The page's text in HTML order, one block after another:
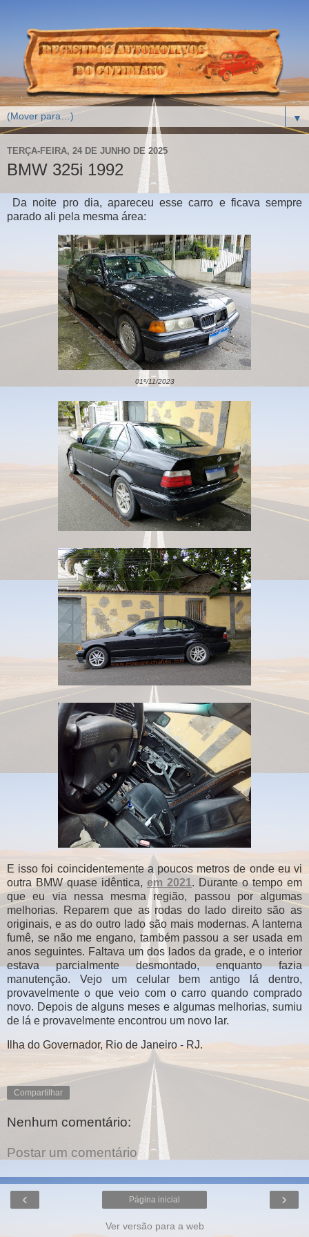
▼
TERÇA-FEIRA, 24 DE JUNHO DE 2025
BMW 325i 1992
Da noite pro dia, apareceu esse carro e ficava sempre
parado ali pela mesma área:
01º/11/2023
E isso foi coincidentemente a poucos metros de onde eu vi
outra BMW quase idêntica, em 2021. Durante o tempo em
que eu via nessa mesma região, passou por algumas
melhorias. Reparem que as rodas do lado direito são as
originais, e as do outro lado são mais modernas. A lanterna
fumê, se não me engano, também passou a ser usada em
anos seguintes. Faltava um dos lados da grade, e o interior
estava parcialmente desmontado, enquanto fazia
manutenção. Vejo um celular bem antigo lá dentro,
provavelmente o que veio com o carro quando comprado
novo. Depois de alguns meses e algumas melhorias, sumiu
de lá e provavelmente encontrou um novo lar.
Ilha do Governador, Rio de Janeiro - RJ.
Compartilhar
Nenhum comentário:
Postar um comentário
‹ ›
Página inicial
Ver versão para a web